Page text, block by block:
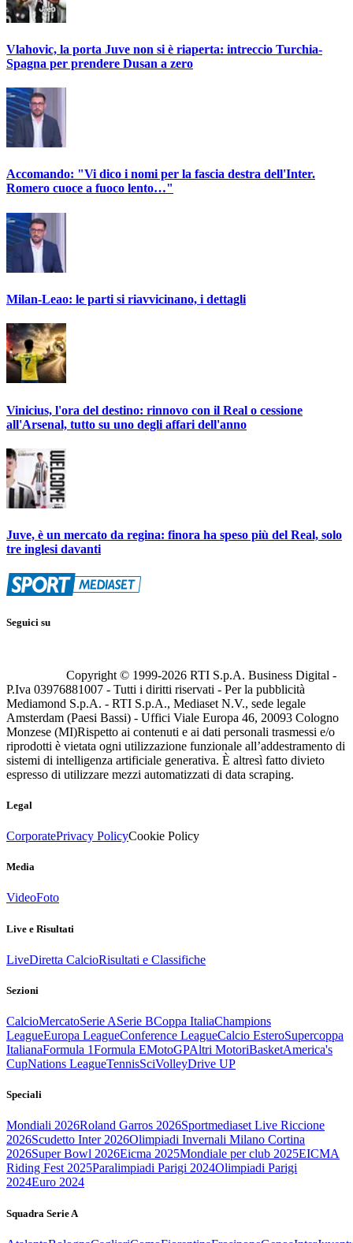
Vlahovic, la porta Juve non si è riaperta: intreccio Turchia-
Spagna per prendere Dusan a zero
Accomando: "Vi dico i nomi per la fascia destra dell'Inter.
Romero cuoce a fuoco lento…"
Milan-Leao: le parti si riavvicinano, i dettagli
Vinicius, l'ora del destino: rinnovo con il Real o cessione
all'Arsenal, tutto su uno degli affari dell'anno
Juve, è un mercato da regina: finora ha speso più del Real, solo
tre inglesi davanti
Seguici su
Copyright © 1999-2026 RTI S.p.A. Business Digital -
P.Iva 03976881007 - Tutti i diritti riservati - Per la pubblicità
Mediamond S.p.A. - RTI S.p.A., Mediaset N.V., sede legale
Amsterdam (Paesi Bassi) - Uffici Viale Europa 46, 20093 Cologno
Monzese (MI)Rispetto ai contenuti e ai dati personali trasmessi e/o
riprodotti è vietata ogni utilizzazione funzionale all’addestramento di
sistemi di intelligenza artificiale generativa. È altresì fatto divieto
espresso di utilizzare mezzi automatizzati di data scraping.
Legal
CorporatePrivacy PolicyCookie Policy
Media
VideoFoto
Live e Risultati
LiveDiretta CalcioRisultati e Classifiche
Sezioni
CalcioMercatoSerie ASerie BCoppa ItaliaChampions
LeagueEuropa LeagueConference LeagueCalcio EsteroSupercoppa
ItalianaFormula 1Formula EMotoGPAltri MotoriBasketAmerica's
CupNations LeagueTennisSciVolleyDrive UP
Speciali
Mondiali 2026Roland Garros 2026Sportmediaset Live Riccione
2026Scudetto Inter 2026Olimpiadi Invernali Milano Cortina
2026Super Bowl 2026Eicma 2025Mondiale per club 2025EICMA
Riding Fest 2025Paralimpiadi Parigi 2024Olimpiadi Parigi
2024Euro 2024
Squadra Serie A